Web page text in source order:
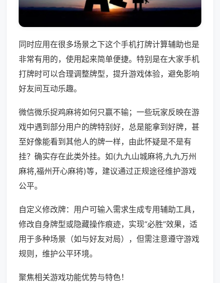
同时应用在很多场景之下这个手机打牌计算辅助也是
非常有用的，使用起来简单便捷。特别是在大家手机
打牌时可以合理调整牌型，提升游戏体验，避免影响
好友间互动乐趣。
微信微乐捉鸡麻将如何只赢不输；一些玩家反映在游
戏中遇到部分用户的牌特别好，总是能拿到好牌，甚
至好像能看到其他人的牌一样，由此怀疑是不是有
挂？确实存在此类外挂。如(九九山城麻将,九九万州
麻将,福州开心麻将)等，建议通过正规途径维护游戏
公平。
自定义修改牌：用户可输入需求生成专用辅助工具，
修改自身牌型或隐藏操作痕迹，实现“必胜”效果，适
用于多种场景（如与好友对局），但需注意遵守游戏
规则，维护公平环境。
聚焦相关游戏功能优势与特色！